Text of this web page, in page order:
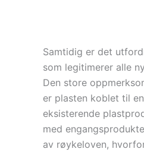
Samtidig er det
som legitimerer alle
Den store
er plasten koblet til
eksisterende
med
av røykeloven,